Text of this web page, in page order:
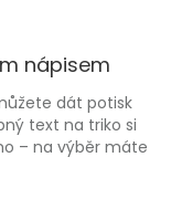
nápisem
dát potisk
text na triko si
– na výběr máte